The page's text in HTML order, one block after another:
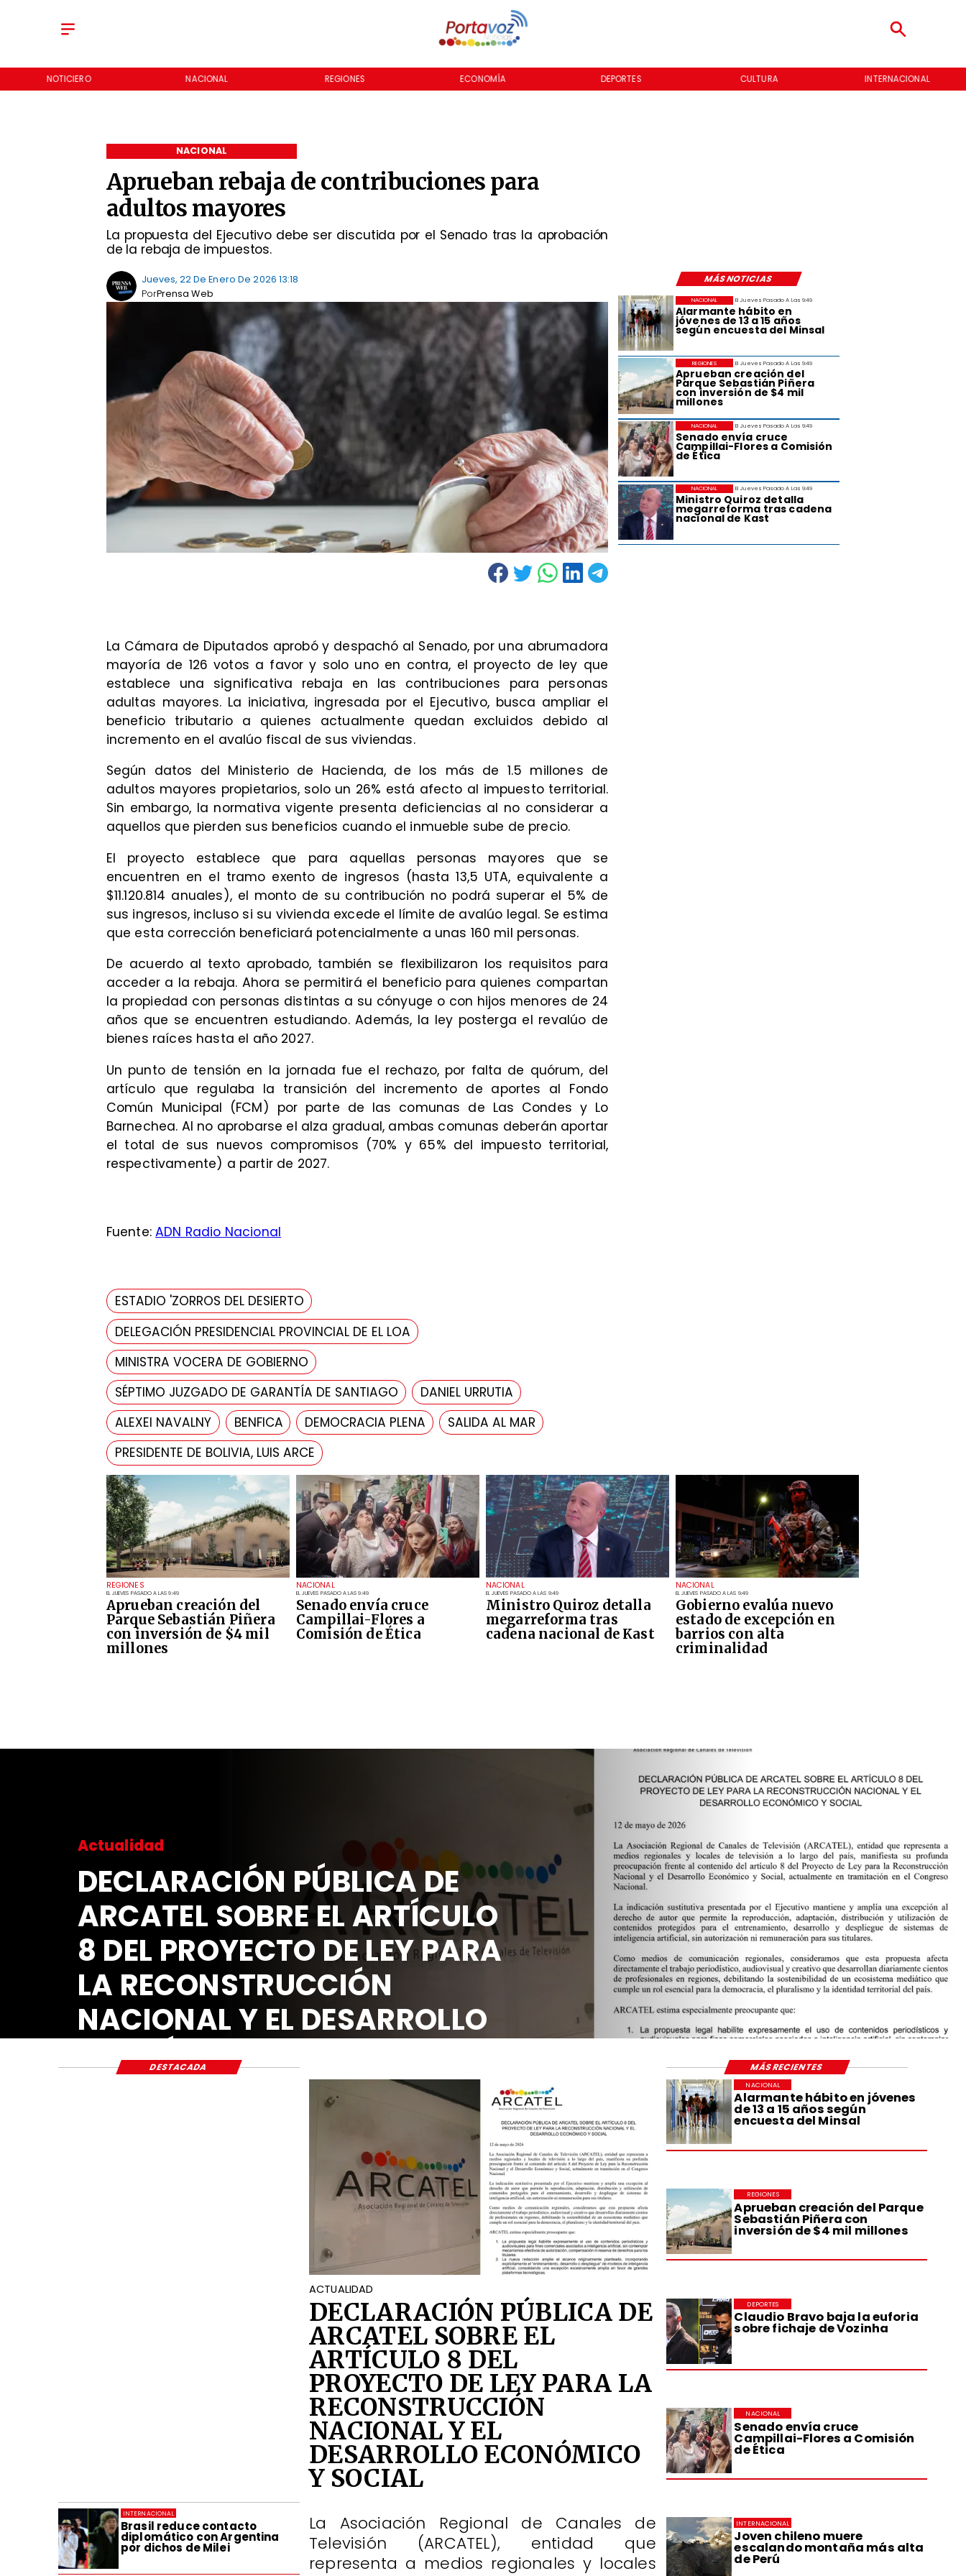
NOTICIERO NACIONAL REGIONES ECONOMÍA DEPORTES CULTURA INTERNACIONAL
Aprueban rebaja de contribuciones para
adultos mayores
La propuesta del Ejecutivo debe ser discutida por el Senado tras la aprobación
de la rebaja de impuestos.
NACIONAL
MÁS NOTICIAS
Jueves, 22 De Enero De 2026 13:18
Prensa Web
Por
REGIONES
EL JUEVES PASADO A LAS 9:49
Aprueban creación del
Parque Sebastián Piñera
con inversión de $4 mil
millones
NACIONAL
EL JUEVES PASADO A LAS 9:49
Senado envía cruce
Campillai-Flores a
Comisión de Ética
NACIONAL
EL JUEVES PASADO A LAS 9:49
Ministro Quiroz detalla
megarreforma tras
cadena nacional de Kast
NACIONAL
EL JUEVES PASADO A LAS 9:49
Gobierno evalúa nuevo
estado de excepción en
barrios con alta
criminalidad
El Jueves Pasado A Las 9:49
Alarmante hábito en
jóvenes de 13 a 15 años
según encuesta del Minsal
NACIONAL
El Jueves Pasado A Las 9:49
Aprueban creación del
Parque Sebastián Piñera
con inversión de $4 mil
millones
REGIONES
El Jueves Pasado A Las 9:49
Senado envía cruce
Campillai-Flores a Comisión
de Ética
NACIONAL
El Jueves Pasado A Las 9:49
Ministro Quiroz detalla
megarreforma tras cadena
nacional de Kast
NACIONAL
La Cámara de Diputados aprobó y despachó al Senado, por una abrumadora
mayoría de 126 votos a favor y solo uno en contra, el proyecto de ley que
establece una significativa rebaja en las contribuciones para personas
adultas mayores. La iniciativa, ingresada por el Ejecutivo, busca ampliar el
beneficio tributario a quienes actualmente quedan excluidos debido al
incremento en el avalúo fiscal de sus viviendas.
Según datos del Ministerio de Hacienda, de los más de 1.5 millones de
adultos mayores propietarios, solo un 26% está afecto al impuesto territorial.
Sin embargo, la normativa vigente presenta deficiencias al no considerar a
aquellos que pierden sus beneficios cuando el inmueble sube de precio.
El proyecto establece que para aquellas personas mayores que se
encuentren en el tramo exento de ingresos (hasta 13,5 UTA, equivalente a
$11.120.814 anuales), el monto de su contribución no podrá superar el 5% de
sus ingresos, incluso si su vivienda excede el límite de avalúo legal. Se estima
que esta corrección beneficiará potencialmente a unas 160 mil personas.
De acuerdo al texto aprobado, también se flexibilizaron los requisitos para
acceder a la rebaja. Ahora se permitirá el beneficio para quienes compartan
la propiedad con personas distintas a su cónyuge o con hijos menores de 24
años que se encuentren estudiando. Además, la ley posterga el revalúo de
bienes raíces hasta el año 2027.
Un punto de tensión en la jornada fue el rechazo, por falta de quórum, del
artículo que regulaba la transición del incremento de aportes al Fondo
Común Municipal (FCM) por parte de las comunas de Las Condes y Lo
Barnechea. Al no aprobarse el alza gradual, ambas comunas deberán aportar
el total de sus nuevos compromisos (70% y 65% del impuesto territorial,
respectivamente) a partir de 2027.
Fuente:ADN Radio Nacional
ESTADIO 'ZORROS DEL DESIERTO
DELEGACIÓN PRESIDENCIAL PROVINCIAL DE EL LOA
MINISTRA VOCERA DE GOBIERNO
SÉPTIMO JUZGADO DE GARANTÍA DE SANTIAGO
DANIEL URRUTIA
ALEXEI NAVALNY
BENFICA DEMOCRACIA PLENA
SALIDA AL MAR
PRESIDENTE DE BOLIVIA, LUIS ARCE
Actualidad
DECLARACIÓN PÚBLICA DE
ARCATEL SOBRE EL ARTÍCULO
8 DEL PROYECTO DE LEY PARA
LA RECONSTRUCCIÓN
NACIONAL Y EL DESARROLLO
ECONÓMICO Y SOCIAL
Alarmante hábito en jóvenes
de 13 a 15 años según
encuesta del Minsal
NACIONAL
Aprueban creación del Parque
Sebastián Piñera con
inversión de $4 mil millones
REGIONES
Claudio Bravo baja la euforia
sobre fichaje de Vozinha
DEPORTES
Senado envía cruce
Campillai-Flores a Comisión
de Ética
NACIONAL
Joven chileno muere
escalando montaña más alta
de Perú
INTERNACIONAL
Brasil reduce contacto
diplomático con Argentina
por dichos de Milei
INTERNACIONAL
ACTUALIDAD
DECLARACIÓN PÚBLICA DE
ARCATEL SOBRE EL
ARTÍCULO 8 DEL
PROYECTO DE LEY PARA LA
RECONSTRUCCIÓN
NACIONAL Y EL
DESARROLLO ECONÓMICO
Y SOCIAL
La Asociación Regional de Canales de
Televisión (ARCATEL), entidad que
representa a medios regionales y locales
DESTACADA MÁS RECIENTES